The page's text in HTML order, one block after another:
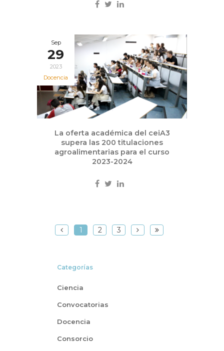
Sep
29
2023
Docencia
La oferta académica del ceiA3
supera las 200 titulaciones
agroalimentarias para el curso
2023-2024
1 2 3
Categorías
Ciencia
Convocatorias
Docencia
Consorcio